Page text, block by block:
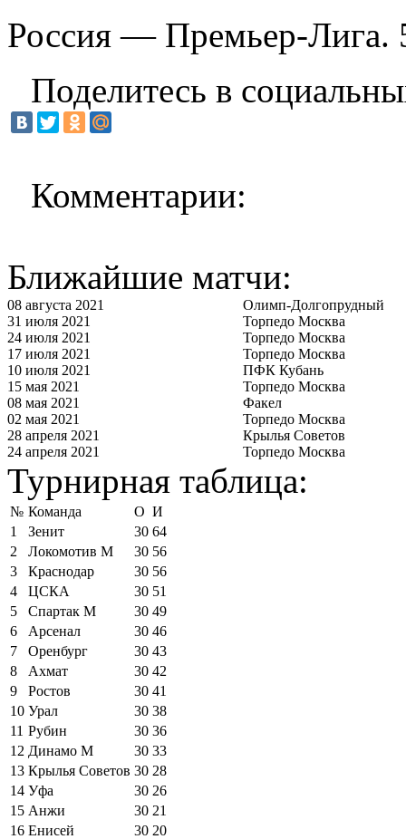
Россия — Премьер-Лига.
Поделитесь в
Комментарии:
Ближайшие матчи:
08 августа 2021
Олимп-Долгопрудный
31 июля 2021
Торпедо Москва
24 июля 2021
Торпедо Москва
17 июля 2021
Торпедо Москва
10 июля 2021
ПФК Кубань
15 мая 2021
Торпедо Москва
08 мая 2021
Факел
02 мая 2021
Торпедо Москва
28 апреля 2021
Крылья Советов
24 апреля 2021
Торпедо Москва
Турнирная таблица:
№ Команда О И
1
Зенит 30 64
2
Локомотив М 30 56
3
Краснодар 30 56
4
ЦСКА 30 51
5
Спартак М 30 49
6
Арсенал 30 46
7
Оренбург 30 43
8
Ахмат 30 42
9
Ростов 30 41
10 Урал 30 38
11 Рубин 30 36
12 Динамо М 30 33
13 Крылья Советов 30 28
14 Уфа 30 26
15 Анжи 30 21
16 Енисей 30 20